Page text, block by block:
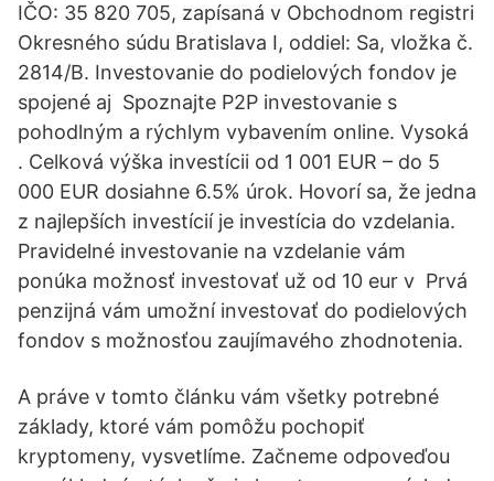
IČO: 35 820 705, zapísaná v Obchodnom registri
Okresného súdu Bratislava I, oddiel: Sa, vložka č.
2814/B. Investovanie do podielových fondov je
spojené aj Spoznajte P2P investovanie s
pohodlným a rýchlym vybavením online. Vysoká
. Celková výška investícii od 1 001 EUR – do 5
000 EUR dosiahne 6.5% úrok. Hovorí sa, že jedna
z najlepších investícií je investícia do vzdelania.
Pravidelné investovanie na vzdelanie vám
ponúka možnosť investovať už od 10 eur v Prvá
penzijná vám umožní investovať do podielových
fondov s možnosťou zaujímavého zhodnotenia.
A práve v tomto článku vám všetky potrebné
základy, ktoré vám pomôžu pochopiť
kryptomeny, vysvetlíme. Začneme odpoveďou